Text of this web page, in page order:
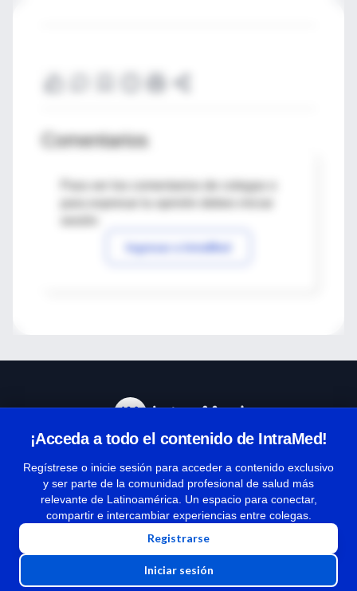
Comentarios
Para ver los comentarios de colegas o
Ingresar a IntraMed
¡Acceda a todo el contenido de IntraMed!
Regístrese o inicie sesión para acceder a contenido exclusivo
y ser parte de la comunidad profesional de salud más
relevante de Latinoamérica. Un espacio para conectar,
compartir e intercambiar experiencias entre colegas.
Registrarse
Iniciar sesión
Términos y condiciones
| Políticas de privacidad
| Todos los derechos reservados | Copyright 1997-2026